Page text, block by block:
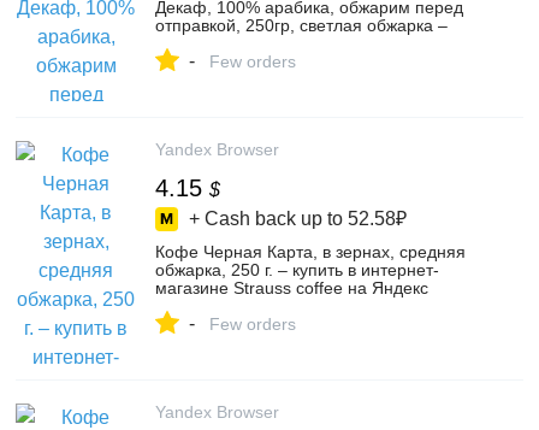
Декаф, 100% арабика, обжарим перед
отправкой, 250гр, светлая обжарка –
на Яндекс Маркете, 4531697476
- Few orders
Yandex Browser
4.15 $
+ Cash back up to 52.58₽
Кофе Черная Карта, в зернах, средняя
обжарка, 250 г. – купить в интернет-
магазине Strauss coffee на Яндекс
- Few orders
Yandex Browser